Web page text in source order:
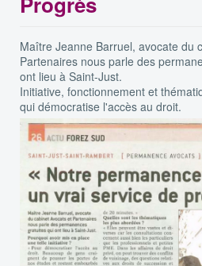
Maître Jeanne Barruel, avocate du
Partenaires nous parle des
ont lieu à Saint-Just.
Initiative, fonctionnement et
qui démocratise l'accès au droit.